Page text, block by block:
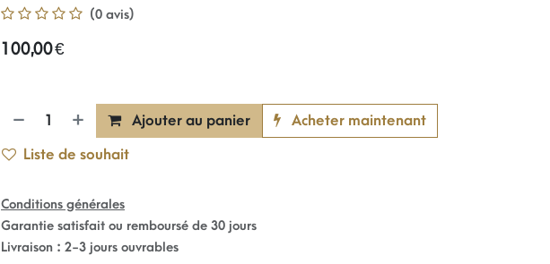
(0 avis)
100,00€
Ajouter au panier Acheter maintenant
Liste de souhait
Conditions générales
Garantie satisfait ou remboursé de 30 jours
Livraison : 2-3 jours ouvrables